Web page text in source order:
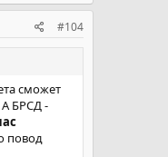
#104
сможет
БРСД -
повод